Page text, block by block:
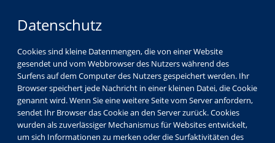
Datenschutz
Cookies sind kleine Datenmengen, die von einer Website
gesendet und vom Webbrowser des Nutzers während des
Surfens auf dem Computer des Nutzers gespeichert werden. Ihr
Browser speichert jede Nachricht in einer kleinen Datei, die Cookie
genannt wird. Wenn Sie eine weitere Seite vom Server anfordern,
sendet Ihr Browser das Cookie an den Server zurück. Cookies
wurden als zuverlässiger Mechanismus für Websites entwickelt,
um sich Informationen zu merken oder die Surfaktivitäten des